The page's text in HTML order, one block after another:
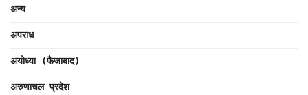
अन्य
अपराध
अयोध्या (फैजाबाद)
अरुणाचल प्रदेश